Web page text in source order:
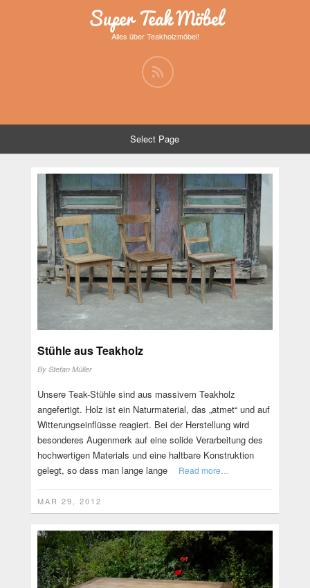
Super Teak Möbel
Alles über Teakholzmöbel!
Select Page
Stühle aus Teakholz
By Stefan Müller
Unsere Teak-Stühle sind aus massivem Teakholz
angefertigt. Holz ist ein Naturmaterial, das „atmet“ und auf
Witterungseinflüsse reagiert. Bei der Herstellung wird
besonderes Augenmerk auf eine solide Verarbeitung des
hochwertigen Materials und eine haltbare Konstruktion
gelegt, so dass man lange lange
Read more…
MAR 29, 2012